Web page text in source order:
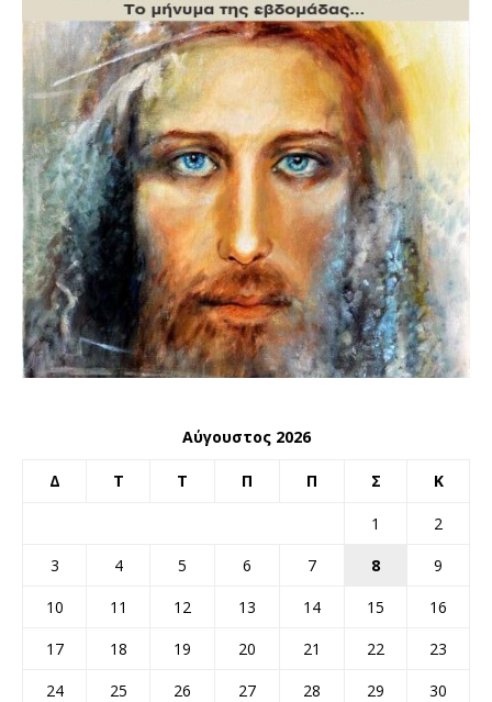
Αύγουστος 2026
Δ Τ Τ Π Π Σ Κ
1
2
3
4 5 6 7 8
9
10
11 12 13 14 15
16
17
18 19 20 21 22
23
24
25 26 27 28 29
30